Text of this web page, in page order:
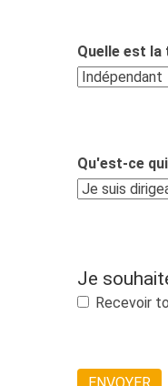
Quelle est
Qu'est-ce
Je
Recevoir